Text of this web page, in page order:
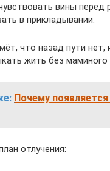
вины перед
в прикладывании.
что назад пути нет,
жить без маминого
Почему
отлучения: